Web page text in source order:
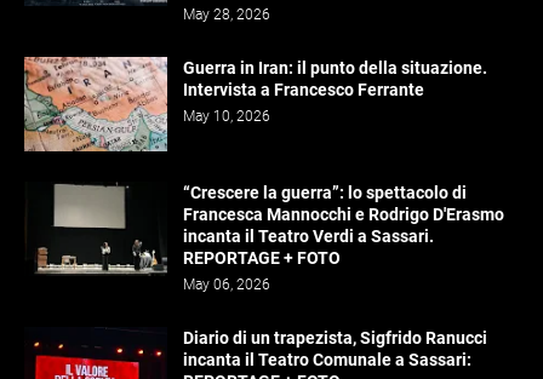
May 28, 2026
Guerra in Iran: il punto della situazione.
Intervista a Francesco Ferrante
May 10, 2026
“Crescere la guerra”: lo spettacolo di
Francesca Mannocchi e Rodrigo D'Erasmo
incanta il Teatro Verdi a Sassari.
REPORTAGE + FOTO
May 06, 2026
Diario di un trapezista, Sigfrido Ranucci
incanta il Teatro Comunale a Sassari: